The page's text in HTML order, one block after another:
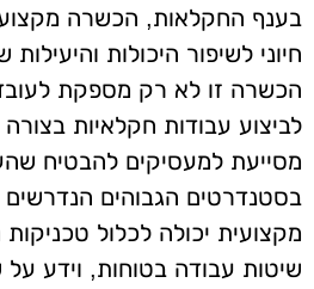
בענף החקלאות, הכשרה
חיוני לשיפור היכולות
הכשרה זו לא רק מספקת
לביצוע עבודות חקלאיות
מסייעת למעסיקים להבטיח
בסטנדרטים הגבוהים
מקצועית יכולה לכלול
שיטות עבודה בטוחות, וידע על